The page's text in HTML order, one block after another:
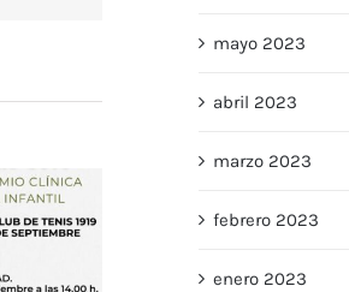
mayo 2023
abril 2023
marzo 2023
febrero 2023
enero 2023